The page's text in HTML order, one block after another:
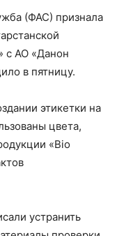
(ФАС) признала
с АО «Данон
в пятницу.
этикетки на
цвета,
«Bio
устранить